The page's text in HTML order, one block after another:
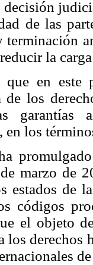
de las
la
que en este
de los
garantías
los
marzo de
estados de
códigos
el objeto
los